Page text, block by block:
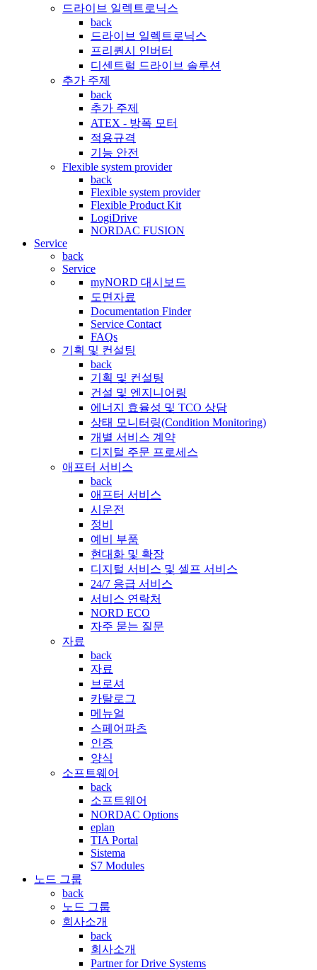
드라이브 일렉트로닉스
back
드라이브 일렉트로닉스
프리퀀시 인버터
디센트럴 드라이브 솔루션
추가 주제
back
추가 주제
ATEX - 방폭 모터
적용규격
기능 안전
Flexible system provider
back
Flexible system provider
Flexible Product Kit
LogiDrive
NORDAC FUSION
Service
back
Service
myNORD 대시보드
도면자료
Documentation Finder
Service Contact
FAQs
기획 및 컨설팅
back
기획 및 컨설팅
건설 및 엔지니어링
에너지 효율성 및 TCO 상담
상태 모니터링(Condition Monitoring)
개별 서비스 계약
디지털 주문 프로세스
애프터 서비스
back
애프터 서비스
시운전
정비
예비 부품
현대화 및 확장
디지털 서비스 및 셀프 서비스
24/7 응급 서비스
서비스 연락처
NORD ECO
자주 묻는 질문
자료
back
자료
브로셔
카탈로그
메뉴얼
스페어파츠
인증
양식
소프트웨어
back
소프트웨어
NORDAC Options
eplan
TIA Portal
Sistema
S7 Modules
노드 그룹
back
노드 그룹
회사소개
back
회사소개
Partner for Drive Systems